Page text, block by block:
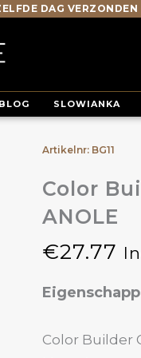
DAG VERZONDEN
BLOG SLOWIANKA
Artikelnr: BG11
Color
ANOLE
€27.77
Color Builder